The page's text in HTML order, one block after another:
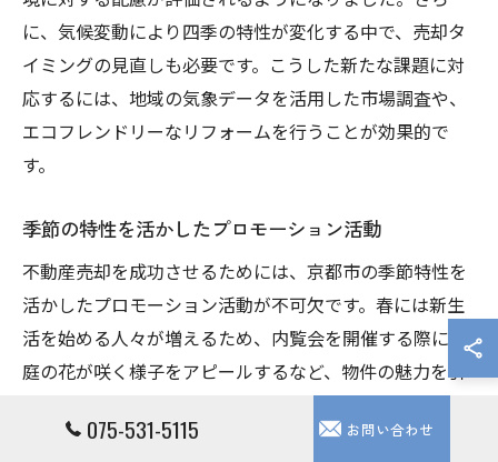
に、気候変動により四季の特性が変化する中で、売却タ
イミングの見直しも必要です。こうした新たな課題に対
応するには、地域の気象データを活用した市場調査や、
エコフレンドリーなリフォームを行うことが効果的で
す。
季節の特性を活かしたプロモーション活動
不動産売却を成功させるためには、京都市の季節特性を
活かしたプロモーション活動が不可欠です。春には新生
活を始める人々が増えるため、内覧会を開催する際には
庭の花が咲く様子をアピールするなど、物件の魅力を引
き出すことができます。夏は涼しさや風通しの良さを強
調し、秋には紅葉の美しさを取り入れた演出が効果的で
075-531-5115 お問い合わせ